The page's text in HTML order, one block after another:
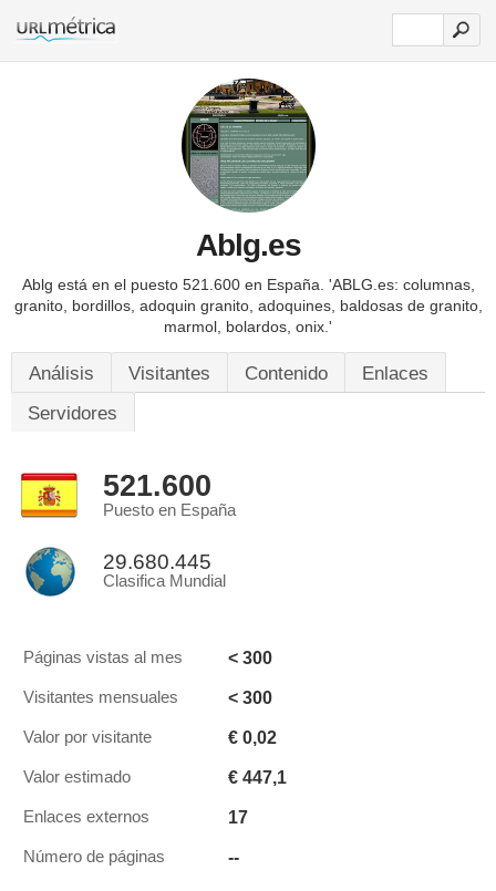
Ablg.es
Ablg está en el puesto 521.600 en España. 'ABLG.es: columnas,
granito, bordillos, adoquin granito, adoquines, baldosas de granito,
marmol, bolardos, onix.'
Análisis Visitantes Contenido
Enlaces
Servidores
521.600
Puesto en España
29.680.445
Clasifica Mundial
Páginas vistas al mes < 300
Visitantes mensuales < 300
Valor por visitante € 0,02
Valor estimado € 447,1
Enlaces externos 17
Número de páginas --